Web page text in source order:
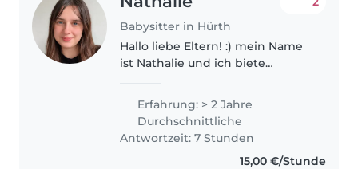
Babysitter in Hürth
Hallo liebe Eltern! :) mein Name
ist Nathalie und ich biete
ruhiger, geduldiger und
freundlicher Mensch und
verbringe sehr..
Erfahrung: > 2 Jahre
Durchschnittliche
Antwortzeit: 7 Stunden
15,00 €/Stunde